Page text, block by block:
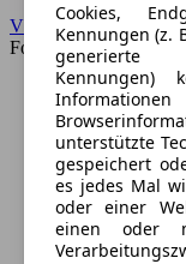
VW
Forum
Cookies,
Kennungen (z.
generierte
Kennungen)
unterstützte
gespeichert
es jedes Mal
oder einer
einen oder